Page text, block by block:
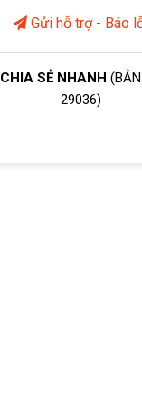
Gửi hỗ trợ - Báo
CHIA SẺ NHANH
29036)